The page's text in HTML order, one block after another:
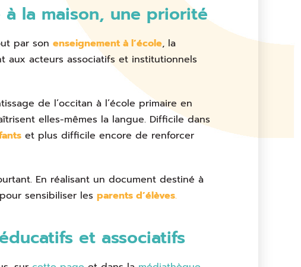
à la maison, une priorité
par son enseignement à l’école, la
aux acteurs associatifs et institutionnels
de l’occitan à l’école primaire en
elles-mêmes la langue. Difficile dans
et plus difficile encore de renforcer
En réalisant un document destiné à
sensibiliser les parents d’élèves.
et associatifs